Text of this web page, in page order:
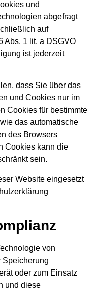
und
abgefragt
auf
Abs. 1 lit. a DSGVO
ist jederzeit
dass Sie über das
und Cookies nur im
Cookies für bestimmte
das automatische
des Browsers
Cookies kann die
sein.
Website eingesetzt
von
Speicherung
oder zum Einsatz
und diese